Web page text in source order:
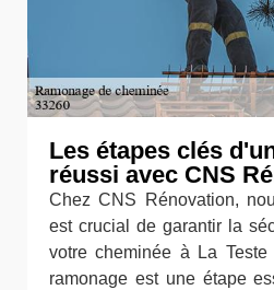
Les étapes clés
réussi avec CNS
Chez CNS Rénovation,
est crucial de garantir la
votre cheminée à La
ramonage est une étape